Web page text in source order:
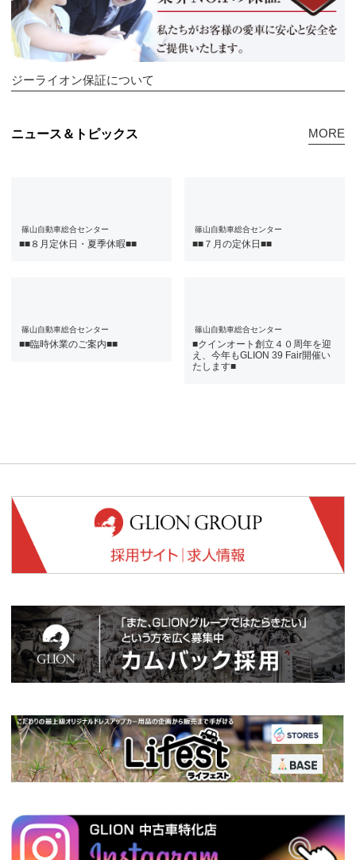
ジーライオン保証について
ニュース＆トピックス MORE
篠山自動車総合センター
■■８月定休日・夏季休暇■■
篠山自動車総合センター
■■７月の定休日■■
篠山自動車総合センター
■■臨時休業のご案内■■
篠山自動車総合センター
■クインオート創立４０周年を迎
え、今年もGLION 39 Fair開催い
たします■